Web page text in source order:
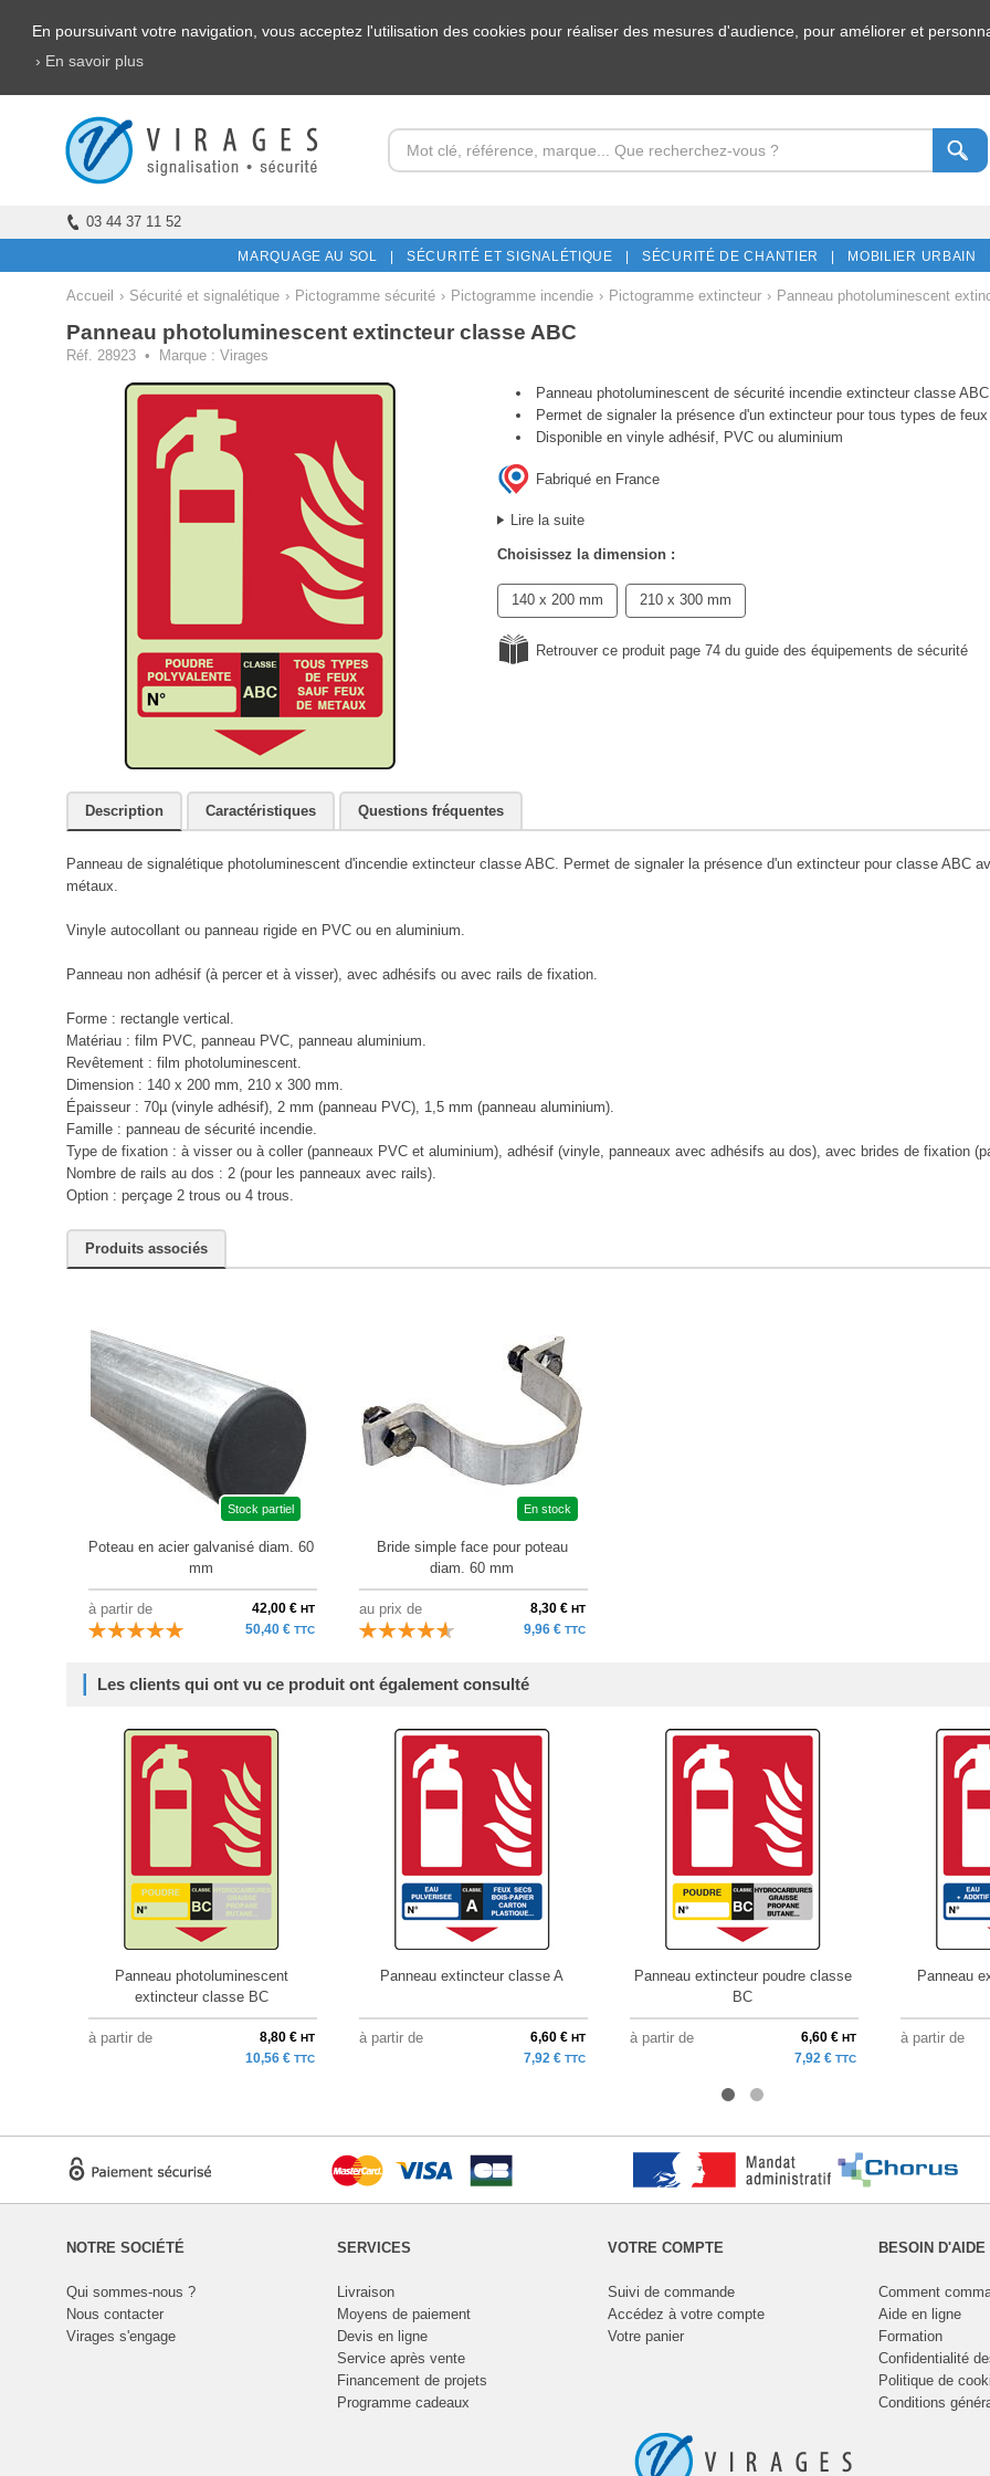
En poursuivant votre navigation, vous acceptez l'utilisation des cookies pour réaliser des mesures d'audience, pour améliorer et
› En savoir plus
03 44 37 11 52
MARQUAGE AU SOL | SÉCURITÉ ET SIGNALÉTIQUE | SÉCURITÉ DE CHANTIER | MOBILIER URBAIN |
Accueil › Sécurité et signalétique › Pictogramme sécurité › Pictogramme incendie › Pictogramme extincteur › Panneau photoluminescent
Panneau photoluminescent extincteur classe ABC
Réf. 28923 • Marque : Virages
Panneau photoluminescent de sécurité incendie extincteur classe ABC
Permet de signaler la présence d'un extincteur pour tous types de
Disponible en vinyle adhésif, PVC ou aluminium
Fabriqué en France
Lire la suite
Choisissez la dimension :
140 x 200 mm 210 x 300 mm
Retrouver ce produit page 74 du guide des équipements de sécurité
Description Caractéristiques Questions fréquentes
Panneau de signalétique photoluminescent d'incendie extincteur classe ABC. Permet de signaler la présence d'un extincteur pour classe ABC
métaux.
Vinyle autocollant ou panneau rigide en PVC ou en aluminium.
Panneau non adhésif (à percer et à visser), avec adhésifs ou avec rails de fixation.
Forme : rectangle vertical.
Matériau : film PVC, panneau PVC, panneau aluminium.
Revêtement : film photoluminescent.
Dimension : 140 x 200 mm, 210 x 300 mm.
Épaisseur : 70µ (vinyle adhésif), 2 mm (panneau PVC), 1,5 mm (panneau aluminium).
Famille : panneau de sécurité incendie.
Type de fixation : à visser ou à coller (panneaux PVC et aluminium), adhésif (vinyle, panneaux avec adhésifs au dos), avec brides de fixation
Nombre de rails au dos : 2 (pour les panneaux avec rails).
Option : perçage 2 trous ou 4 trous.
Produits associés
Stock partiel
Poteau en acier galvanisé diam. 60
mm
à partir de 42,00 € HT
50,40 € TTC
En stock
Bride simple face pour poteau
diam. 60 mm
au prix de 8,30 € HT
9,96 € TTC
Les clients qui ont vu ce produit ont également consulté
Panneau photoluminescent
extincteur classe BC
à partir de 8,80 € HT
10,56 € TTC
Panneau extincteur classe A
à partir de 6,60 € HT
7,92 € TTC
Panneau extincteur poudre classe
BC
à partir de 6,60 € HT
7,92 € TTC
Panneau
à partir de
NOTRE SOCIÉTÉ
Qui sommes-nous ?
Nous contacter
Virages s'engage
SERVICES
Livraison
Moyens de paiement
Devis en ligne
Service après vente
Financement de projets
Programme cadeaux
VOTRE COMPTE
Suivi de commande
Accédez à votre compte
Votre panier
BESOIN D'AIDE
Comment
Aide en ligne
Formation
Confidentialité
Politique de
Conditions